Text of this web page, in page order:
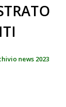
news 2023